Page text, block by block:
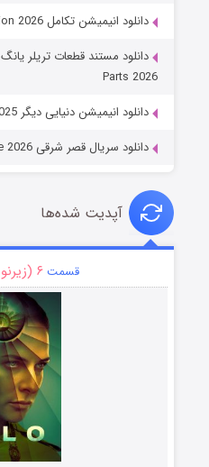
دانلود انیمیشن تکامل Evolution 2026
Parts 2026
دانلود انیمیشن دنیایی دیگر Another World 2025
دانلود سریال قصر شرقی The East Palace 2026
آپدیت شده‌ها
قسمت ۶ (زیرنویس)